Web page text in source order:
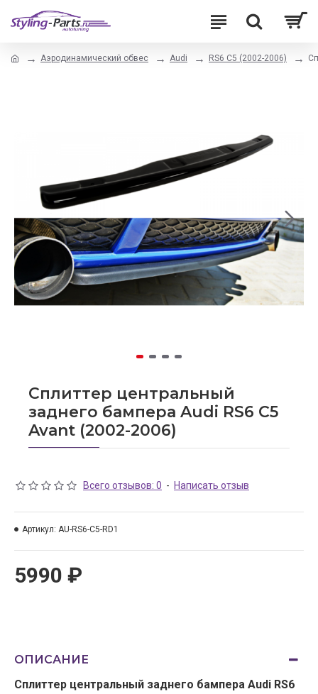
Аэродинамический обвес Audi RS6 C5 (2002-2006)
Сплиттер центральный
заднего бампера Audi RS6 C5
Avant (2002-2006)
Всего отзывов: 0 - Написать отзыв
5990 ₽
Артикул: AU-RS6-C5-RD1
ОПИСАНИЕ
Сплиттер центральный заднего бампера Audi RS6